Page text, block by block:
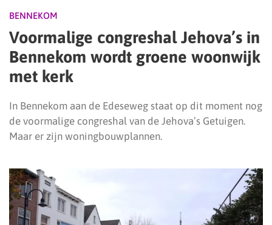
BENNEKOM
Voormalige congreshal Jehova’s in
Bennekom wordt groene woonwijk
met kerk
In Bennekom aan de Edeseweg staat op dit moment nog
de voormalige congreshal van de Jehova’s Getuigen.
Maar er zijn woningbouwplannen.